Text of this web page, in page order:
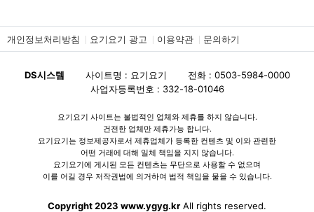
개인정보처리방침 요기요기 광고 이용약관 문의하기
DS시스템 사이트명 : 요기요기
전화 : 0503-5984-0000
사업자등록번호 : 332-18-01046
요기요기 사이트는 불법적인 업체와 제휴를 하지 않습니다.
건전한 업체만 제휴가능 합니다.
요기요기는 정보제공자로서 제휴업체가 등록한 컨텐츠 및 이와 관련한
어떤 거래에 대해 일체 책임을 지지 않습니다.
요기요기에 게시된 모든 컨텐츠는 무단으로 사용할 수 없으며
이를 어길 경우 저작권법에 의거하여 법적 책임을 물을 수 있습니다.
Copyright 2023 www.ygyg.kr All rights reserved.